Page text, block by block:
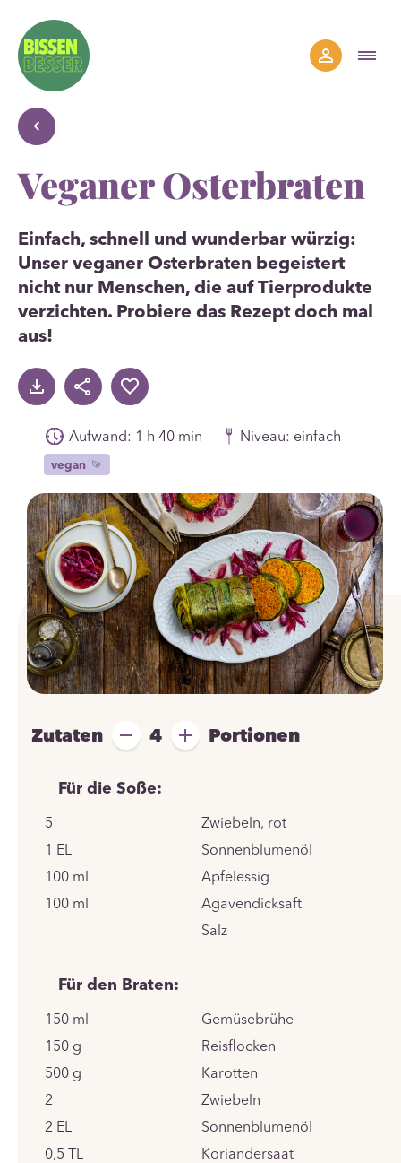
Veganer Osterbraten
Einfach, schnell und wunderbar würzig:
Unser veganer Osterbraten begeistert
nicht nur Menschen, die auf Tierprodukte
verzichten. Probiere das Rezept doch mal
aus!
Aufwand: 1 h 40 min Niveau: einfach
vegan
Zutaten 4 Portionen
Für die Soße:
5
Zwiebeln, rot
1 EL
Sonnenblumenöl
100 ml
Apfelessig
100 ml
Agavendicksaft
Salz
Für den Braten:
150 ml
Gemüsebrühe
150 g
Reisflocken
500 g
Karotten
2
Zwiebeln
2 EL
Sonnenblumenöl
0,5 TL Koriandersaat